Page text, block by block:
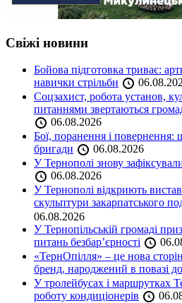
Свіжі новини
Бойова підготовка триває:
навички стрільби
Соцзахист, робота установ,
питаннями звертаються
06.08.2026
Бої, поранення і повернення:
бригади
06.08.2026
У Тернополі знову
06.08.2026
У Тернополі відкриють
скульптури закарпатського
06.08.2026
У Тернопільській громаді
питань безбар’єрності
«ТернОпілля» – це нова
бренд, народжений в повазі
У тролейбусах і маршрутках
роботу кондиціонерів